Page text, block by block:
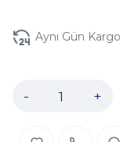
Aynı Gün Kargo
- +